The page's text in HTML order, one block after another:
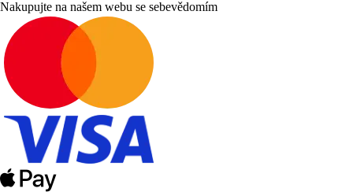
Nakupujte na našem webu se sebevědomím